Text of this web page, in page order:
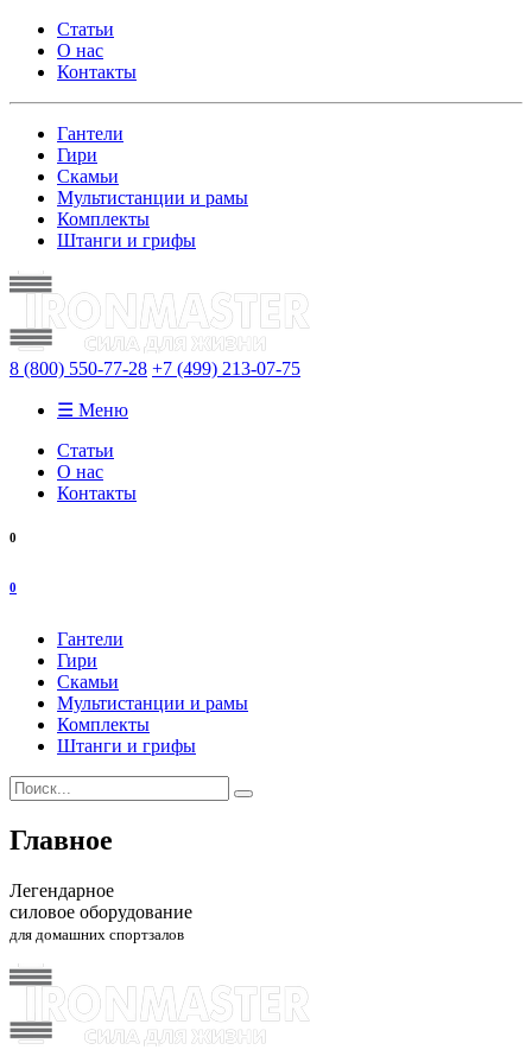
Статьи
О нас
Контакты
Гантели
Гири
Скамьи
Мультистанции и рамы
Комплекты
Штанги и грифы
8 (800) 550-77-28 +7 (499) 213-07-75
☰ Меню
Статьи
О нас
Контакты
0
0
Гантели
Гири
Скамьи
Мультистанции и рамы
Комплекты
Штанги и грифы
Главное
Легендарное
силовое оборудование
для домашних спортзалов